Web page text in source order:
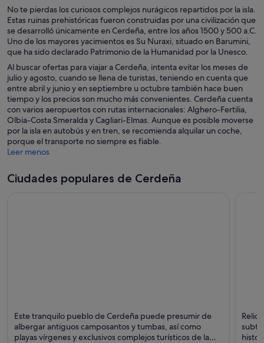
No te pierdas los curiosos complejos nurágicos repartidos por la isla.
Estas ruinas prehistóricas fueron construidas por una civilización que
se desarrolló únicamente en Cerdeña, entre los años 1500 y 500 a.C.
Uno de los mayores yacimientos es Su Nuraxi, situado en Barumini,
que ha sido declarado Patrimonio de la Humanidad por la Unesco.
Al buscar ofertas para viajar a Cerdeña, intenta evitar los meses de
julio y agosto, cuando se llena de turistas, teniendo en cuenta que
entre abril y junio y en septiembre u octubre también hace buen
tiempo y los precios son mucho más convenientes. Cerdeña cuenta
con varios aeropuertos con rutas internacionales: Alghero-Fertilia,
Olbia-Costa Smeralda y Cagliari-Elmas. Aunque es posible moverse
por la isla en autobús y en tren, se recomienda alquilar un coche,
porque el transporte no siempre es fiable.
Leer menos
Ciudades populares de Cerdeña
Puntos fuertes: Relax, Vela y Apartado
Este tranquilo pueblo de Cerdeña puede presumir de
albergar antiguos camposantos y tumbas, así como
playas vírgenes y exclusivos complejos turísticos de la